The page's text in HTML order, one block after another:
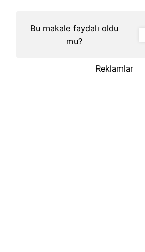
Bu makale faydalı oldu
mu?
Reklamlar